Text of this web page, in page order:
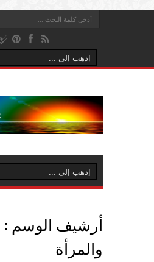
أرشيف الوسم :
والمرأة